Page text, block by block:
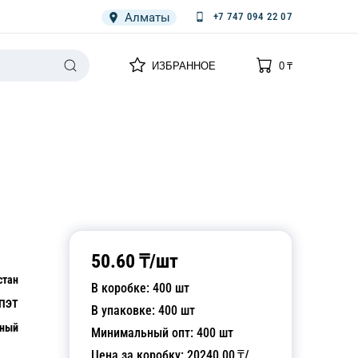
Алматы +7 747 094 22 07
ИЗБРАННОЕ
0
0₸
50.60 ₸/шт
В коробке: 400 шт
В упаковке: 400 шт
Минимальный опт: 400 шт